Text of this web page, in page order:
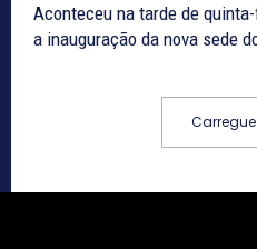
Aconteceu na tarde de
a inauguração da nova sede